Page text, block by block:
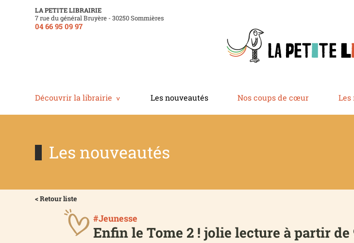
LA PETITE LIBRAIRIE
7 rue du général Bruyère - 30250 Sommières
04 66 95 09 97
Découvrir la librairie Les nouveautés Nos coups de cœur Les
Les nouveautés
< Retour liste
#Jeunesse
Enfin le Tome 2 ! jolie lecture à partir de